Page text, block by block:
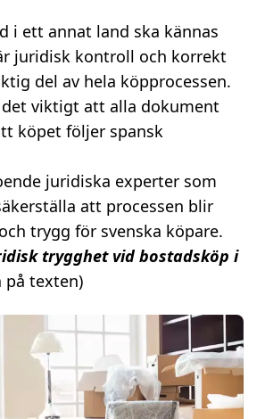
i ett annat land ska kännas
juridisk kontroll och korrekt
del av hela köpprocessen.
det viktigt att alla dokument
köpet följer spansk
juridiska experter som
att processen blir
trygg för svenska köpare.
trygghet vid bostadsköp i
på texten)